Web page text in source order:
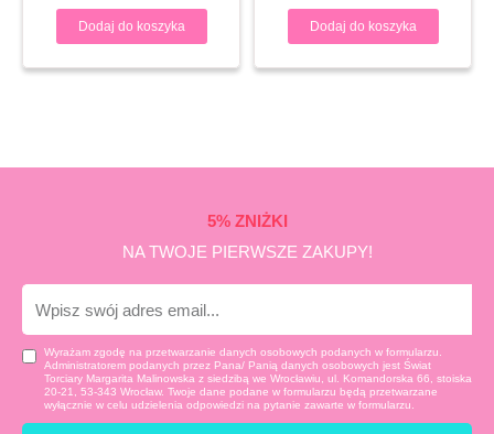
Dodaj do koszyka Dodaj do koszyka
5% ZNIŻKI
NA TWOJE PIERWSZE ZAKUPY!
Wyrażam zgodę na przetwarzanie danych osobowych podanych w formularzu.
Administratorem podanych przez Pana/ Panią danych osobowych jest Świat
Torciary Margarita Malinowska z siedzibą we Wrocławiu, ul. Komandorska 66, stoiska
20-21, 53-343 Wrocław. Twoje dane podane w formularzu będą przetwarzane
wyłącznie w celu udzielenia odpowiedzi na pytanie zawarte w formularzu.